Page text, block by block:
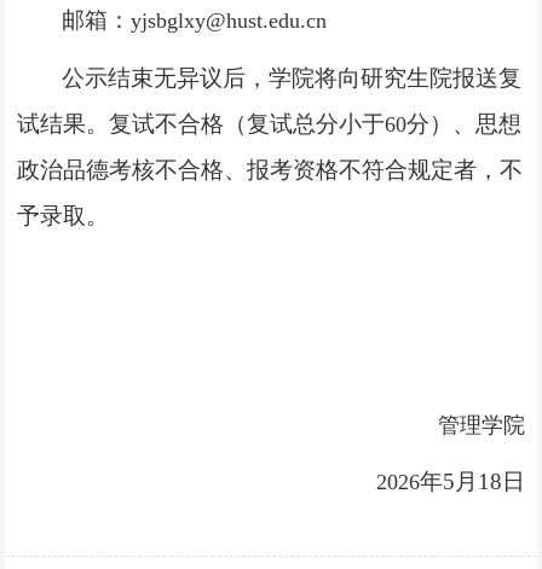
邮箱：yjsbglxy@hust.edu.cn
公示结束无异议后，学院将向研究生院报送复
试结果。复试不合格（复试总分小于60分）、思想
政治品德考核不合格、报考资格不符合规定者，不
予录取。
管理学院
2026年5 月 18 日